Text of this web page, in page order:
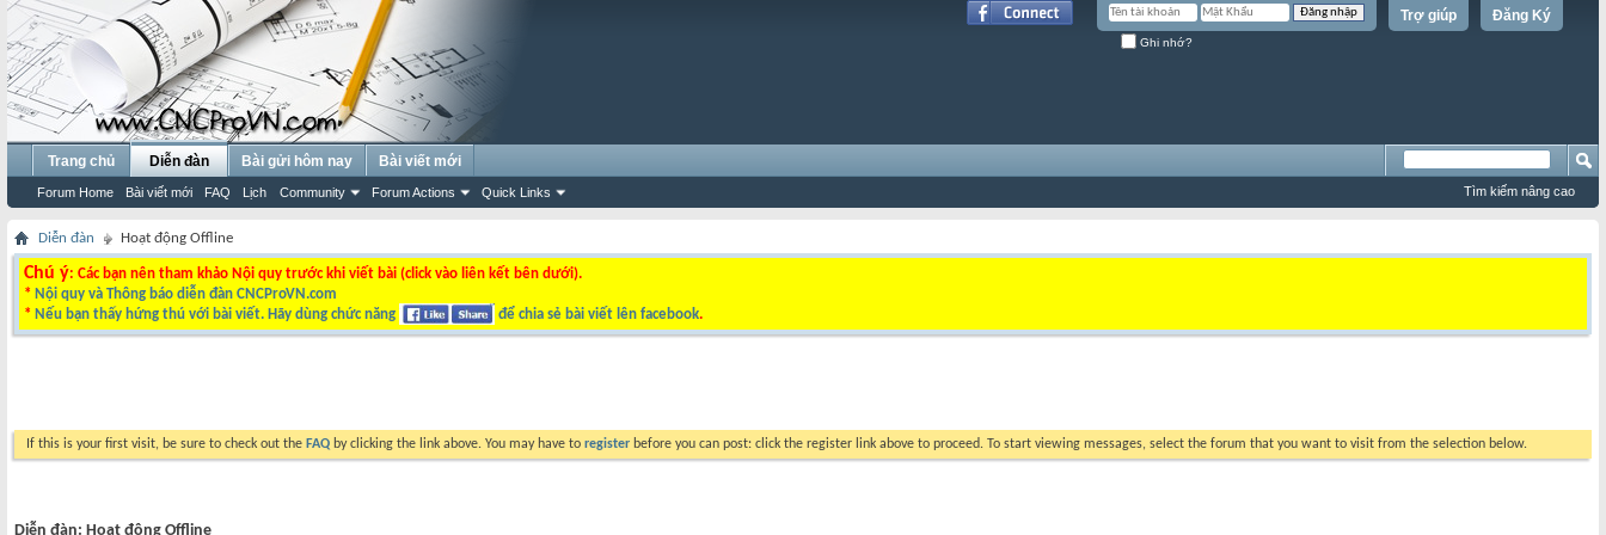
Đăng Ký
Trợ giúp
Ghi nhớ?
Trang chủ Diễn đàn
Forum Home Bài viết mới FAQ Lịch Community Forum Actions Quick Links
Bài gửi hôm nay Bài viết mới
Tìm kiếm nâng cao
Diễn đàn Hoạt động Offline
Chú ý: Các bạn nên tham khảo Nội quy trước khi viết bài (click vào liên kết bên dưới).
* Nội quy và Thông báo diễn đàn CNCProVN.com
* Nếu bạn thấy hứng thú với bài viết. Hãy dùng chức năng để chia sẻ bài viết lên facebook.
If this is your first visit, be sure to check out the FAQ by clicking the link above. You may have to register before you can post: click the register link above to proceed. To start viewing messages, select the forum that you want to visit from the selection below.
Diễn đàn: Hoạt động Offline